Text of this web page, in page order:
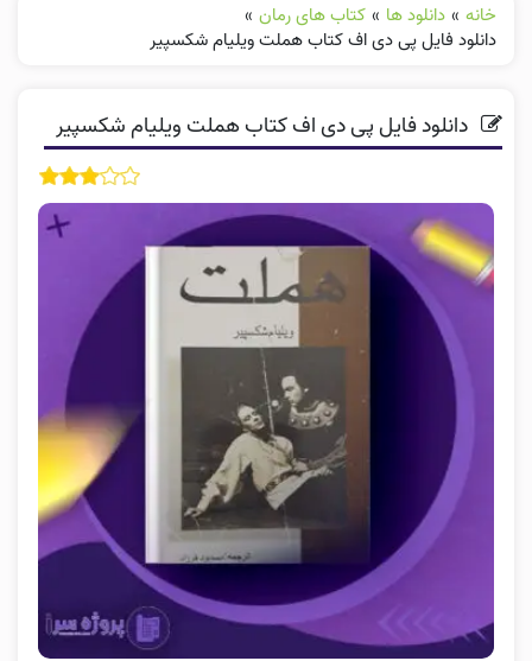
خانه » دانلود ها » کتاب های رمان »
دانلود فایل پی دی اف کتاب هملت ویلیام شکسپیر
دانلود فایل پی دی اف کتاب هملت ویلیام شکسپیر